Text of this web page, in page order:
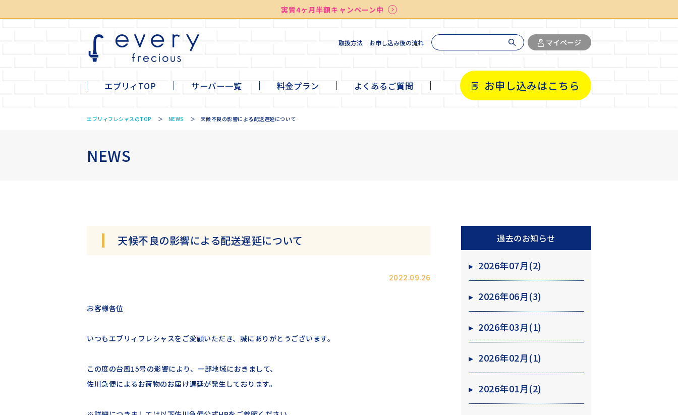
実質4ヶ月半額キャンペーン中
取扱方法 お申し込み後の流れ 検索 マイページ
エブリィTOP サーバー一覧
lite
mini
料金プラン よくあるご質問 お申し込みはこちら
エブリィフレシャスのTOP NEWS 天候不良の影響による配送遅延について
NEWS
天候不良の影響による配送遅延について
2022.09.26
お客様各位
いつもエブリィフレシャスをご愛顧いただき、誠にありがとうございます。
この度の台風15号の影響により、一部地域におきまして、
佐川急便によるお荷物のお届け遅延が発生しております。
過去のお知らせ
▸ 2026年07月(2)
▸ 2026年06月(3)
▸ 2026年03月(1)
▸ 2026年02月(1)
▸ 2026年01月(2)